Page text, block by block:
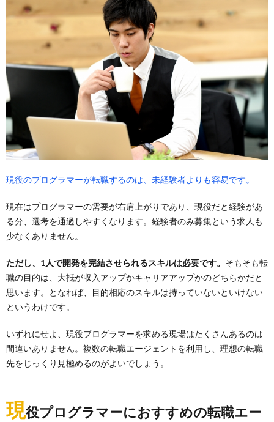
現役のプログラマーが転職するのは、未経験者よりも容易です。
現在はプログラマーの需要が右肩上がりであり、現役だと経験があ
る分、選考を通過しやすくなります。経験者のみ募集という求人も
少なくありません。
ただし、1人で開発を完結させられるスキルは必要です。 そもそも転
職の目的は、大抵が収入アップかキャリアアップかのどちらかだと
思います。となれば、目的相応のスキルは持っていないといけない
というわけです。
いずれにせよ、現役プログラマーを求める現場はたくさんあるのは
間違いありません。複数の転職エージェントを利用し、理想の転職
先をじっくり見極めるのがよいでしょう。
現役プログラマーにおすすめの転職エー